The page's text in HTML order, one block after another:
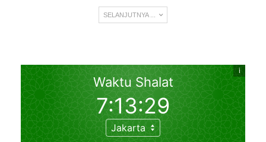
SELANJUTNYA ...